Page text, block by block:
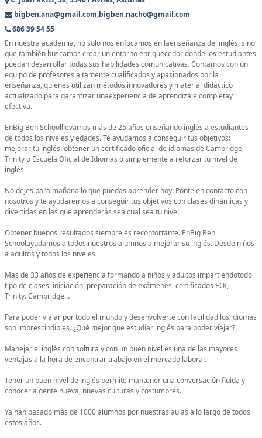
bigben.ana@gmail.com,bigben.nacho@gmail.com
686 39 54 55
En nuestra academia, no solo nos enfocamos en laenseñanza del inglés, sino
que también buscamos crear un entorno enriquecedor donde los estudiantes
puedan desarrollar todas sus habilidades comunicativas. Contamos con un
equipo de profesores altamente cualificados y apasionados por la
enseñanza, quienes utilizan métodos innovadores y material didáctico
actualizado para garantizar unaexperiencia de aprendizaje completay
efectiva.
EnBig Ben Schoolllevamos más de 25 años enseñando inglés a estudiantes
de todos los niveles y edades. Te ayudamos a conseguir tus objetivos:
mejorar tu inglés, obtener un certificado oficial de idiomas de Cambridge,
Trinity o Escuela Oficial de Idiomas o simplemente a reforzar tu nivel de
inglés.
No dejes para mañana lo que puedas aprender hoy. Ponte en contacto con
nosotros y te ayudaremos a conseguir tus objetivos con clases dinámicas y
divertidas en las que aprenderás sea cual sea tu nivel.
Obtener buenos resultados siempre es reconfortante. EnBig Ben
Schoolayudamos a todos nuestros alumnos a mejorar su inglés. Desde niños
a adultos y todos los niveles.
Más de 33 años de experiencia formando a niños y adultos impartiendotodo
tipo de clases: iniciación, preparación de exámenes, certificados EOI,
Trinity. Cambridge…
Para poder viajar por todo el mundo y desenvolverte con facilidad los idiomas
son imprescindibles. ¿Qué mejor que estudiar inglés para poder viajar?
Manejar el inglés con soltura y con un buen nivel es una de las mayores
ventajas a la hora de encontrar trabajo en el mercado laboral.
Tener un buen nivel de inglés permite mantener una conversación fluida y
conocer a gente nueva, nuevas culturas y costumbres.
Ya han pasado más de 1000 alumnos por nuestras aulas a lo largo de todos
estos años.